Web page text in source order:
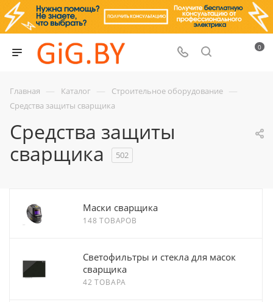
0
Главная — Каталог — Строительное оборудование —
Средства защиты сварщика
Средства защиты
сварщика
502
Маски сварщика
148 ТОВАРОВ
Светофильтры и стекла для масок
сварщика
42 ТОВАРА